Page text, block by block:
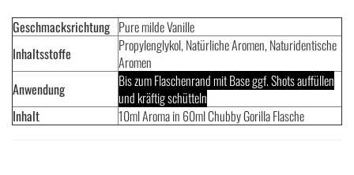
Geschmacksrichtung Pure milde Vanille
Inhaltsstoffe
Propylenglykol, Natürliche Aromen, Naturidentische
Aromen
Anwendung
Bis zum Flaschenrand mit Base ggf. Shots auffüllen
und kräftig schütteln
Inhalt
10ml Aroma in 60ml Chubby Gorilla Flasche